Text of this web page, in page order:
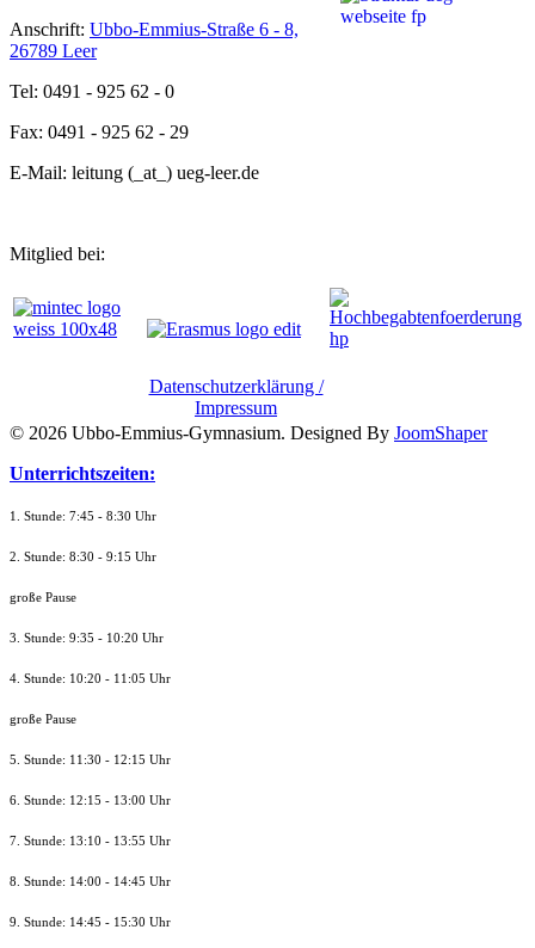
Anschrift: Ubbo-Emmius-Straße 6 - 8,
26789 Leer
Tel: 0491 - 925 62 - 0
Fax: 0491 - 925 62 - 29
E-Mail: leitung (_at_) ueg-leer.de
Mitglied bei:
Datenschutzerklärung /
Impressum
© 2026 Ubbo-Emmius-Gymnasium. Designed By JoomShaper
Unterrichtszeiten:
1. Stunde: 7:45 - 8:30 Uhr
2. Stunde: 8:30 - 9:15 Uhr
große Pause
3. Stunde: 9:35 - 10:20 Uhr
4. Stunde: 10:20 - 11:05 Uhr
große Pause
5. Stunde: 11:30 - 12:15 Uhr
6. Stunde: 12:15 - 13:00 Uhr
7. Stunde: 13:10 - 13:55 Uhr
8. Stunde: 14:00 - 14:45 Uhr
9. Stunde: 14:45 - 15:30 Uhr